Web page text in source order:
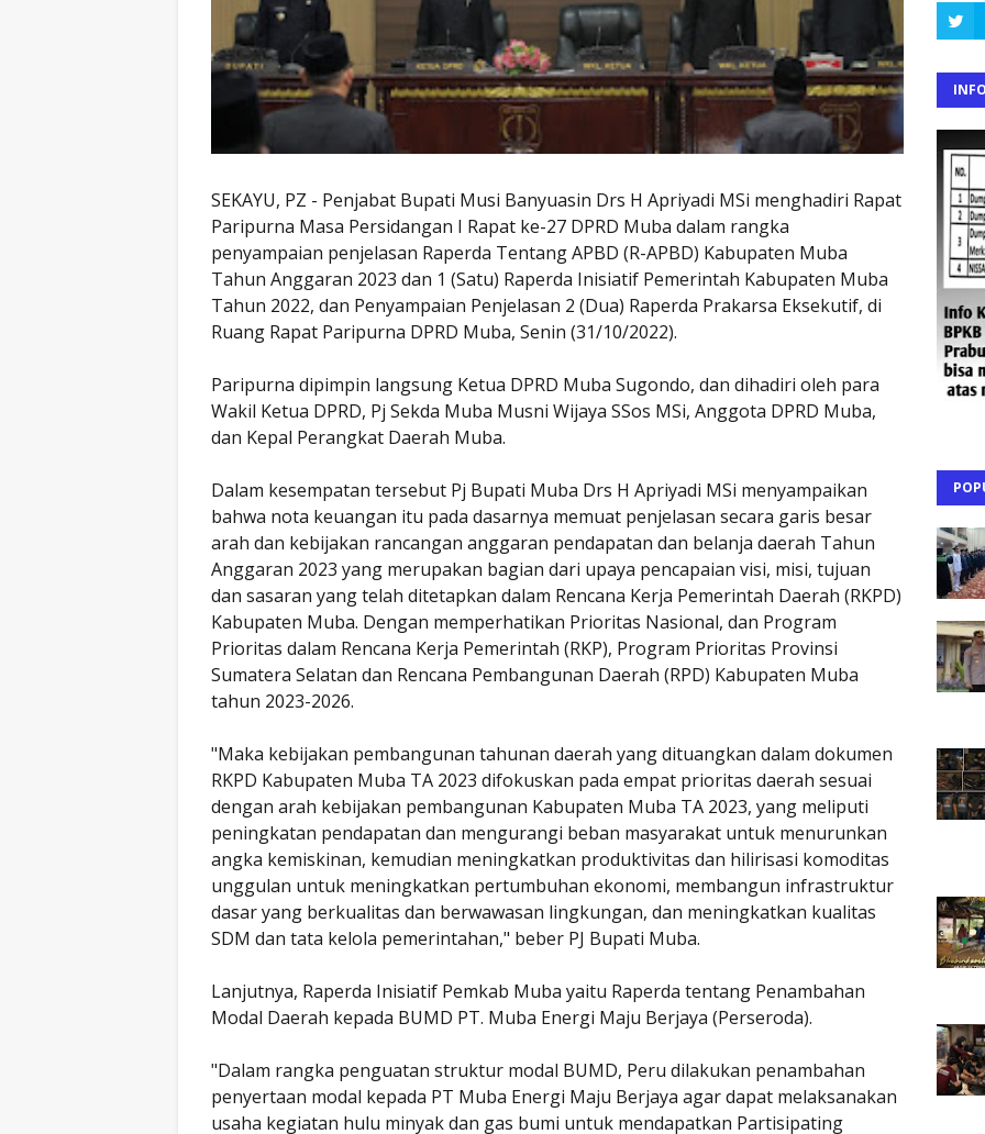
SEKAYU, PZ - Penjabat Bupati Musi Banyuasin Drs H Apriyadi MSi menghadiri Rapat
Paripurna Masa Persidangan I Rapat ke-27 DPRD Muba dalam rangka
penyampaian penjelasan Raperda Tentang APBD (R-APBD) Kabupaten Muba
Tahun Anggaran 2023 dan 1 (Satu) Raperda Inisiatif Pemerintah Kabupaten Muba
Tahun 2022, dan Penyampaian Penjelasan 2 (Dua) Raperda Prakarsa Eksekutif, di
Ruang Rapat Paripurna DPRD Muba, Senin (31/10/2022).
Paripurna dipimpin langsung Ketua DPRD Muba Sugondo, dan dihadiri oleh para
Wakil Ketua DPRD, Pj Sekda Muba Musni Wijaya SSos MSi, Anggota DPRD Muba,
dan Kepal Perangkat Daerah Muba.
Dalam kesempatan tersebut Pj Bupati Muba Drs H Apriyadi MSi menyampaikan
bahwa nota keuangan itu pada dasarnya memuat penjelasan secara garis besar
arah dan kebijakan rancangan anggaran pendapatan dan belanja daerah Tahun
Anggaran 2023 yang merupakan bagian dari upaya pencapaian visi, misi, tujuan
dan sasaran yang telah ditetapkan dalam Rencana Kerja Pemerintah Daerah (RKPD)
Kabupaten Muba. Dengan memperhatikan Prioritas Nasional, dan Program
Prioritas dalam Rencana Kerja Pemerintah (RKP), Program Prioritas Provinsi
Sumatera Selatan dan Rencana Pembangunan Daerah (RPD) Kabupaten Muba
tahun 2023-2026.
"Maka kebijakan pembangunan tahunan daerah yang dituangkan dalam dokumen
RKPD Kabupaten Muba TA 2023 difokuskan pada empat prioritas daerah sesuai
dengan arah kebijakan pembangunan Kabupaten Muba TA 2023, yang meliputi
peningkatan pendapatan dan mengurangi beban masyarakat untuk menurunkan
angka kemiskinan, kemudian meningkatkan produktivitas dan hilirisasi komoditas
unggulan untuk meningkatkan pertumbuhan ekonomi, membangun infrastruktur
dasar yang berkualitas dan berwawasan lingkungan, dan meningkatkan kualitas
SDM dan tata kelola pemerintahan," beber PJ Bupati Muba.
Lanjutnya, Raperda Inisiatif Pemkab Muba yaitu Raperda tentang Penambahan
Modal Daerah kepada BUMD PT. Muba Energi Maju Berjaya (Perseroda).
"Dalam rangka penguatan struktur modal BUMD, Peru dilakukan penambahan
penyertaan modal kepada PT Muba Energi Maju Berjaya agar dapat melaksanakan
usaha kegiatan hulu minyak dan gas bumi untuk mendapatkan Partisipating